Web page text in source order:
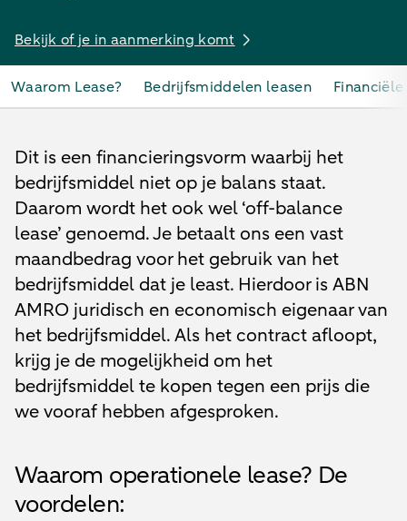
Bekijk of je in aanmerking komt
Waarom Lease? Bedrijfsmiddelen leasen Financiële
Dit is een financieringsvorm waarbij het
bedrijfsmiddel niet op je balans staat.
Daarom wordt het ook wel ‘off-balance
lease’ genoemd. Je betaalt ons een vast
maandbedrag voor het gebruik van het
bedrijfsmiddel dat je least. Hierdoor is ABN
AMRO juridisch en economisch eigenaar van
het bedrijfsmiddel. Als het contract afloopt,
krijg je de mogelijkheid om het
bedrijfsmiddel te kopen tegen een prijs die
we vooraf hebben afgesproken.
Waarom operationele lease? De
voordelen: